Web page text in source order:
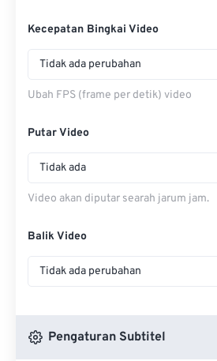
Kecepatan Bingkai Video
Tidak ada perubahan
Ubah FPS (frame per detik) video
Putar Video
Tidak ada
Video akan diputar searah jarum jam.
Balik Video
Tidak ada perubahan
Pengaturan Subtitel